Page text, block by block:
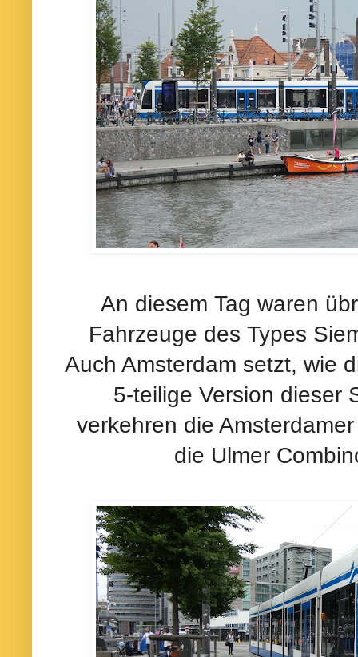
An diesem Tag waren
Fahrzeuge des Types
Auch Amsterdam setzt, wie
5-teilige Version dieser
verkehren die
die Ulmer